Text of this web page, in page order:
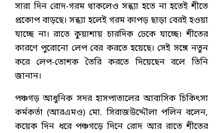
সারা দিন রোদ-গরম থাকলেও সন্ধ্যা হতে না হতেই শীতে
প্রকোপ বাড়ছে। সন্ধ্যা হলেই গরম কাপড় ছাড়া বেরই হওয়া
যাচ্ছে না। রাতে কুয়াশায় চারদিক ঢেকে যাচ্ছে। শীতের
কারণে পুরোনো লেপ বের করতে হয়েছে। সেই সঙ্গে নতুন
করে লেপ-তোশক তৈরি করতে দিয়েছেন বলে তিনি
জানান।
পঞ্চগড় আধুনিক সদর হাসপাতালের আবাসিক চিকিৎসা
কর্মকর্তা (আরএমও) মো. সিরাজউদ্দৌলা পলিন বলেন,
কয়েক দিন ধরে পঞ্চগড়ে দিনে রোদ আর রাতে শীতের